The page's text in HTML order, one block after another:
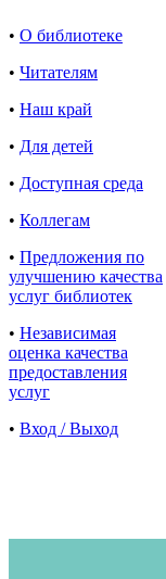
• О библиотеке
• Читателям
• Наш край
• Для детей
• Доступная среда
• Коллегам
• Предложения по
улучшению качества
услуг библиотек
• Независимая
оценка качества
предоставления
услуг
• Вход / Выход